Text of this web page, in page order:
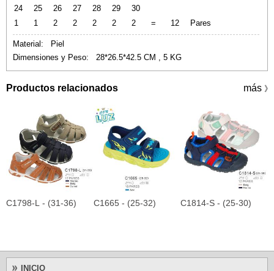
24
25 26 27 28 29
30
1
1 2 2 2 2 2 = 12 Pares
Material: Piel
Dimensiones y Peso: 28*26.5*42.5 CM , 5 KG
Productos relacionados más 》
C1798-L - (31-36) C1665 - (25-32) C1814-S - (25-30)
INICIO